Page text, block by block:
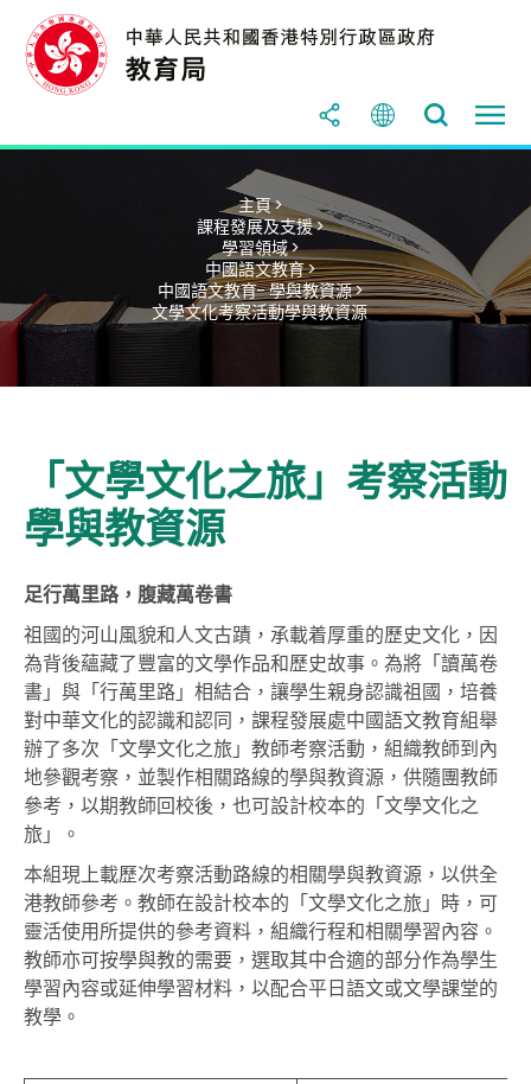
主頁 >
課程發展及支援 >
學習領域 >
中國語文教育 >
中國語文教育- 學與教資源 >
文學文化考察活動學與教資源
「文學文化之旅」考察活動
學與教資源
足行萬里路，腹藏萬卷書
祖國的河山風貌和人文古蹟，承載着厚重的歷史文化，因
為背後蘊藏了豐富的文學作品和歷史故事。為將「讀萬卷
書」與「行萬里路」相結合，讓學生親身認識祖國，培養
對中華文化的認識和認同，課程發展處中國語文教育組舉
辦了多次「文學文化之旅」教師考察活動，組織教師到內
地參觀考察，並製作相關路線的學與教資源，供隨團教師
參考，以期教師回校後，也可設計校本的「文學文化之
旅」。
本組現上載歷次考察活動路線的相關學與教資源，以供全
港教師參考。教師在設計校本的「文學文化之旅」時，可
靈活使用所提供的參考資料，組織行程和相關學習內容。
教師亦可按學與教的需要，選取其中合適的部分作為學生
學習內容或延伸學習材料，以配合平日語文或文學課堂的
教學。